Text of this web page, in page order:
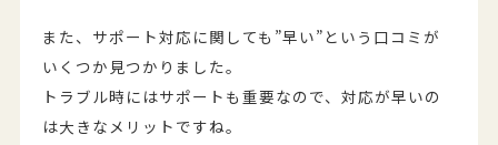
また、サポート対応に関しても”早い”という口コミが
いくつか見つかりました。
トラブル時にはサポートも重要なので、対応が早いの
は大きなメリットですね。